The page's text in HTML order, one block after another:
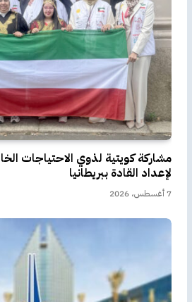
مشاركة كويتية لذوي الاحتياجات
لإعداد القادة ببريطانيا
7 أغسطس، 2026